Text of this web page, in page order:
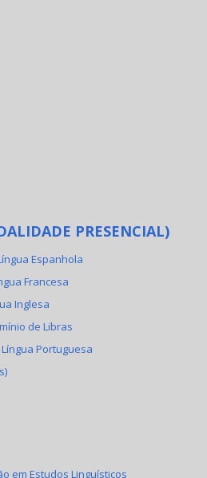
PRESENCIAL)
Espanhola
Francesa
Inglesa
de Libras
Portuguesa
em Estudos Linguísticos